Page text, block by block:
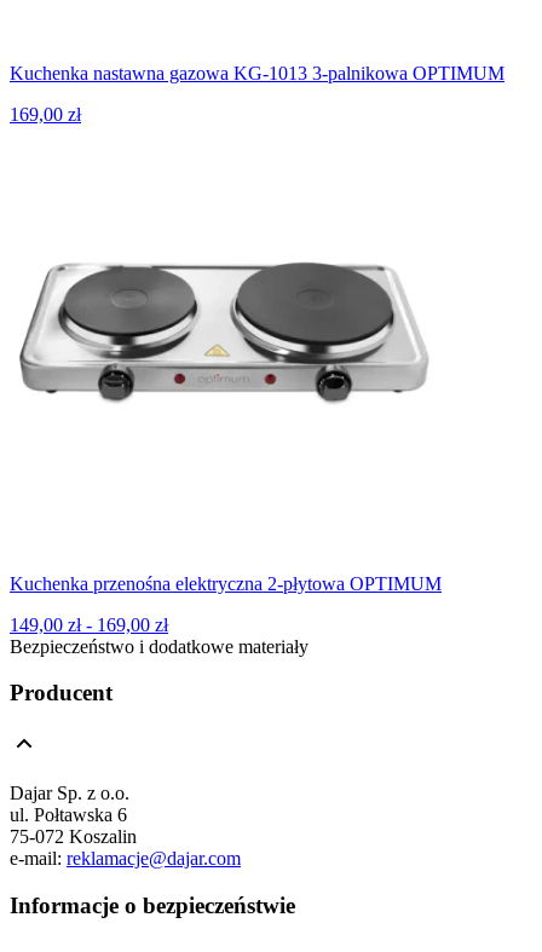
Kuchenka nastawna gazowa KG-1013 3-palnikowa OPTIMUM
169,00 zł
Kuchenka przenośna elektryczna 2-płytowa OPTIMUM
149,00 zł - 169,00 zł
Bezpieczeństwo i dodatkowe materiały
Producent
Dajar Sp. z o.o.
ul. Połtawska 6
75-072 Koszalin
e-mail: reklamacje@dajar.com
Informacje o bezpieczeństwie